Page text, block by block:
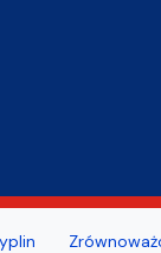
Studenta